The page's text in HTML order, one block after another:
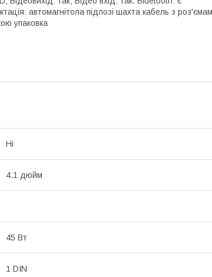
автомагнітола підлозі шахта кабель з
упаковка
Ні
4.1 дюйм
45 Вт
1 DIN